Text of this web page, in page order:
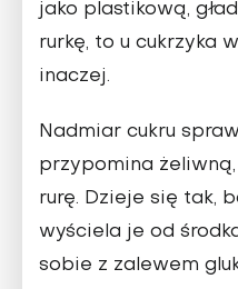
jako plastikową,
rurkę, to u cukrzyka
inaczej.
Nadmiar cukru
przypomina
rurę. Dzieje się tak,
wyściela je od
sobie z zalewem